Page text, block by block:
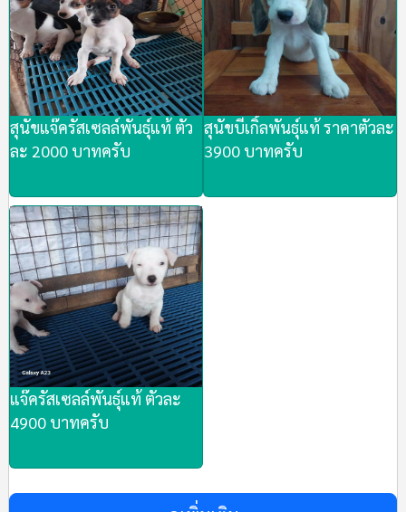
สุนัขแจ๊ครัสเซลล์พันธุ์แท้ ตัว
ละ 2000 บาทครับ
สุนัขบีเกิ้ลพันธุ์แท้ ราคาตัวละ
3900 บาทครับ
แจ๊ครัสเซลล์พันธุ์แท้ ตัวละ
4900 บาทครับ